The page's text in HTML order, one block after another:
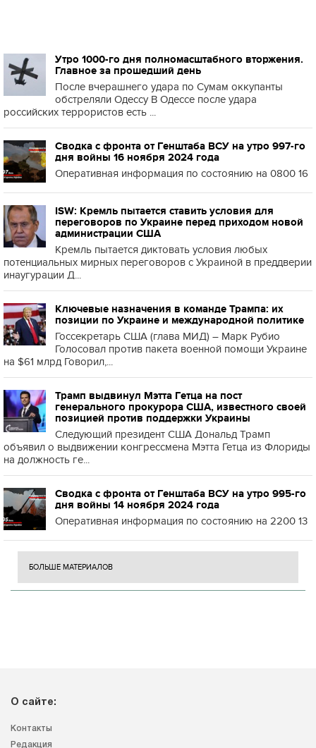
Утро 1000-го дня полномасштабного вторжения.
Главное за прошедший день
После вчерашнего удара по Сумам оккупанты
обстреляли Одессу В Одессе после удара
российских террористов есть ...
Сводка с фронта от Генштаба ВСУ на утро 997-го
дня войны 16 ноября 2024 года
Оперативная информация по состоянию на 0800 16
ISW: Кремль пытается ставить условия для
переговоров по Украине перед приходом новой
администрации США
Кремль пытается диктовать условия любых
потенциальных мирных переговоров с Украиной в преддверии
инаугурации Д...
Ключевые назначения в команде Трампа: их
позиции по Украине и международной политике
Госсекретарь США (глава МИД) – Марк Рубио
Голосовал против пакета военной помощи Украине
на $61 млрд Говорил,...
Трамп выдвинул Мэтта Гетца на пост
генерального прокурора США, известного своей
позицией против поддержки Украины
Следующий президент США Дональд Трамп
объявил о выдвижении конгрессмена Мэтта Гетца из Флориды
на должность ге...
Сводка с фронта от Генштаба ВСУ на утро 995-го
дня войны 14 ноября 2024 года
Оперативная информация по состоянию на 2200 13
БОЛЬШЕ МАТЕРИАЛОВ
О сайте:
Контакты
Редакция